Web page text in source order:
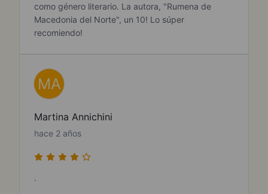
como género literario. La autora, "Rumena de
Macedonia del Norte", un 10! Lo súper
recomiendo!
MA
Martina Annichini
hace 2 años
.